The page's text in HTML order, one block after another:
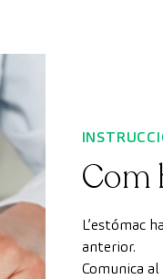
Com
L’estómac
anterior.
Comunica